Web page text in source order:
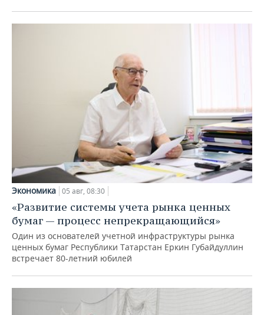
Экономика 05 авг, 08:30
«Развитие системы учета рынка ценных
бумаг — процесс непрекращающийся»
Один из основателей учетной инфраструктуры рынка
ценных бумаг Республики Татарстан Еркин Губайдуллин
встречает 80-летний юбилей